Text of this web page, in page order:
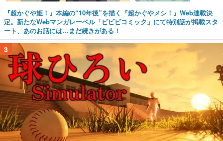
『超かぐや姫！』本編の“10年後”を描く『超かぐやメシ！』Web連載決
定。新たなWebマンガレーベル「ビビビコミック」にて特別話が掲載スタ
ート、あのお話には…まだ続きがある！
3